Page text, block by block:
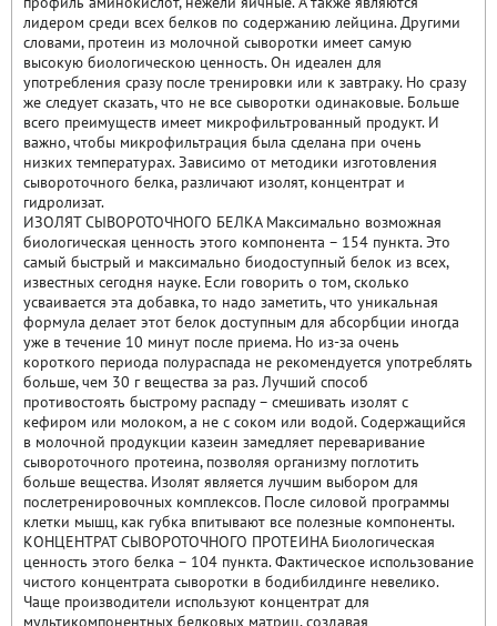
лидером среди всех белков по содержанию лейцина. Другими
словами, протеин из молочной сыворотки имеет самую
высокую биологическою ценность. Он идеален для
употребления сразу после тренировки или к завтраку. Но сразу
же следует сказать, что не все сыворотки одинаковые. Больше
всего преимуществ имеет микрофильтрованный продукт. И
важно, чтобы микрофильтрация была сделана при очень
низких температурах. Зависимо от методики изготовления
сывороточного белка, различают изолят, концентрат и
гидролизат.
ИЗОЛЯТ СЫВОРОТОЧНОГО БЕЛКА Максимально возможная
биологическая ценность этого компонента – 154 пункта. Это
самый быстрый и максимально биодоступный белок из всех,
известных сегодня науке. Если говорить о том, сколько
усваивается эта добавка, то надо заметить, что уникальная
формула делает этот белок доступным для абсорбции иногда
уже в течение 10 минут после приема. Но из-за очень
короткого периода полураспада не рекомендуется употреблять
больше, чем 30 г вещества за раз. Лучший способ
противостоять быстрому распаду – смешивать изолят с
кефиром или молоком, а не с соком или водой. Содержащийся
в молочной продукции казеин замедляет переваривание
сывороточного протеина, позволяя организму поглотить
больше вещества. Изолят является лучшим выбором для
послетренировочных комплексов. После силовой программы
клетки мышц, как губка впитывают все полезные компоненты.
КОНЦЕНТРАТ СЫВОРОТОЧНОГО ПРОТЕИНА Биологическая
ценность этого белка – 104 пункта. Фактическое использование
чистого концентрата сыворотки в бодибилдинге невелико.
Чаще производители используют концентрат для
мультикомпонентных белковых матриц, создавая